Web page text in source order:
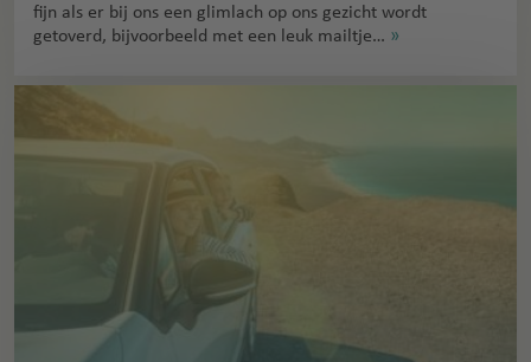
fijn als er bij ons een glimlach op ons gezicht wordt
getoverd, bijvoorbeeld met een leuk mailtje… »